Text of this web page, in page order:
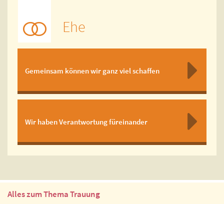
Ehe
Gemeinsam können wir ganz viel schaffen
Wir haben Verantwortung füreinander
Alles zum Thema Trauung